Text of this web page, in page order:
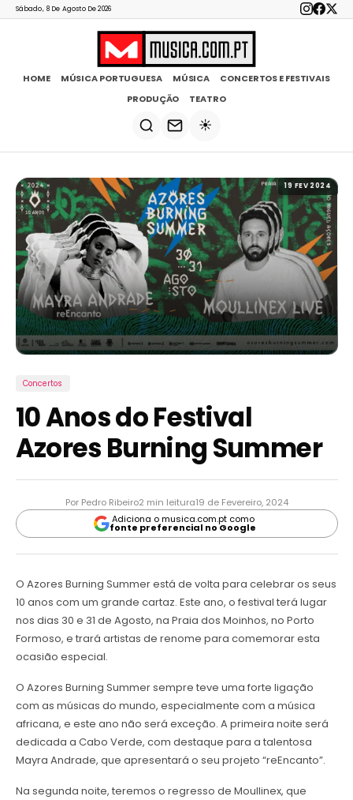
Sábado, 8 De Agosto De 2026
HOME MÚSICA PORTUGUESA MÚSICA
CONCERTOS E FESTIVAIS
PRODUÇÃO
TEATRO
☀️
19 FEV 2024
Concertos
10 Anos do Festival
Azores Burning Summer
Por Pedro Ribeiro2 min leitura19 de Fevereiro, 2024
Adiciona o musica.com.pt como
fonte preferencial no Google
O Azores Burning Summer está de volta para celebrar os seus
10 anos com um grande cartaz. Este ano, o festival terá lugar
nos dias 30 e 31 de Agosto, na Praia dos Moinhos, no Porto
Formoso, e trará artistas de renome para comemorar esta
ocasião especial.
O Azores Burning Summer sempre teve uma forte ligação
com as músicas do mundo, especialmente com a música
africana, e este ano não será exceção. A primeira noite será
dedicada a Cabo Verde, com destaque para a talentosa
Mayra Andrade, que apresentará o seu projeto “reEncanto”.
Na segunda noite, teremos o regresso de Moullinex, que